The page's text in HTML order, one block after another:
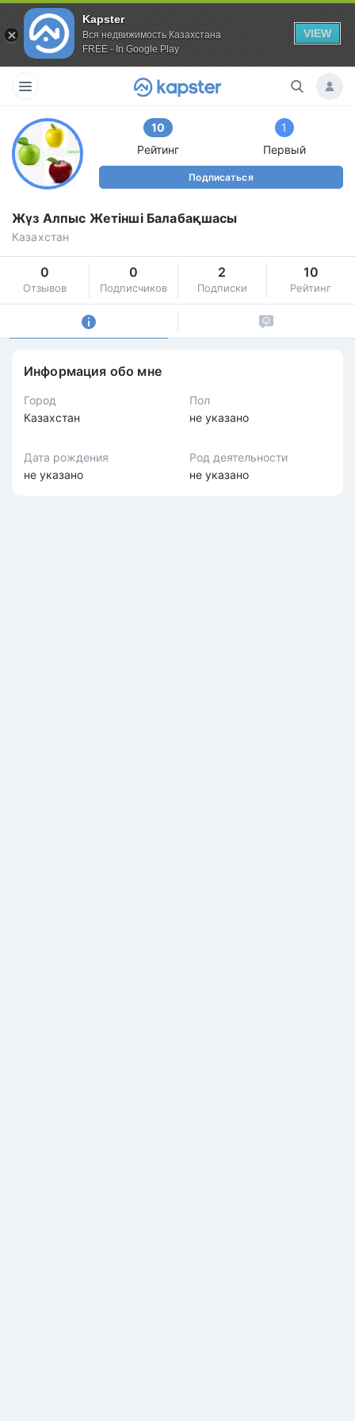
Kapster
Вся недвижимость Казахстана
FREE - In Google Play
VIEW
10
Рейтинг
1
Первый
Подписаться
Жүз Алпыс Жетінші Балабақшасы
Казахстан
0
Отзывов
0
Подписчиков
2
Подписки
10
Рейтинг
Информация обо мне
Город
Казахстан
Пол
не указано
Дата рождения
не указано
Род деятельности
не указано